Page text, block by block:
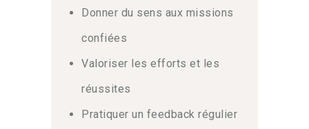
Donner du sens aux missions
confiées
Valoriser les efforts et les
réussites
Pratiquer un feedback régulier